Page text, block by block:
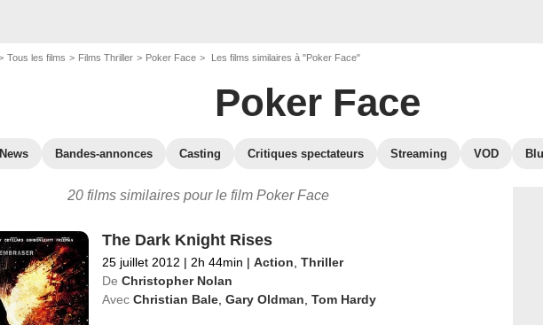
Tous les films Films Thriller Poker Face Les films similaires à "Poker Face"
Poker Face
News Bandes-annonces Casting Critiques spectateurs Streaming VOD
20 films similaires pour le film Poker Face
The Dark Knight Rises
25 juillet 2012 | 2h 44min | Action Thriller
De Christopher Nolan
Avec Christian Bale, Gary Oldman Tom Hardy